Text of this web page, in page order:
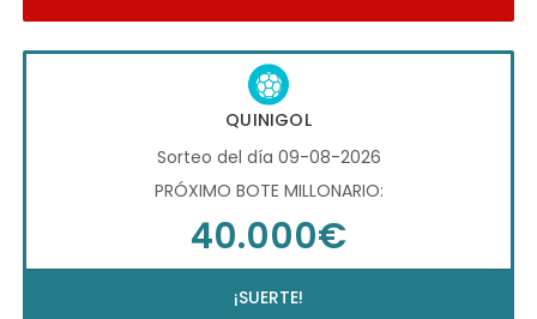
QUINIGOL
Sorteo del día 09-08-2026
PRÓXIMO BOTE MILLONARIO:
40.000€
¡SUERTE!